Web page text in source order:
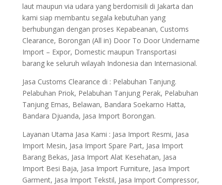
laut maupun via udara yang berdomisili di Jakarta dan
kami siap membantu segala kebutuhan yang
berhubungan dengan proses Kepabeanan, Customs
Clearance, Borongan (All in) Door To Door Undername
Import – Expor, Domestic maupun Transportasi
barang ke seluruh wilayah Indonesia dan Internasional.
Jasa Customs Clearance di : Pelabuhan Tanjung.
Pelabuhan Priok, Pelabuhan Tanjung Perak, Pelabuhan
Tanjung Emas, Belawan, Bandara Soekarno Hatta,
Bandara Djuanda, Jasa Import Borongan.
Layanan Utama Jasa Kami : Jasa Import Resmi, Jasa
Import Mesin, Jasa Import Spare Part, Jasa Import
Barang Bekas, Jasa Import Alat Kesehatan, Jasa
Import Besi Baja, Jasa Import Furniture, Jasa Import
Garment, Jasa Import Tekstil, Jasa Import Compressor,